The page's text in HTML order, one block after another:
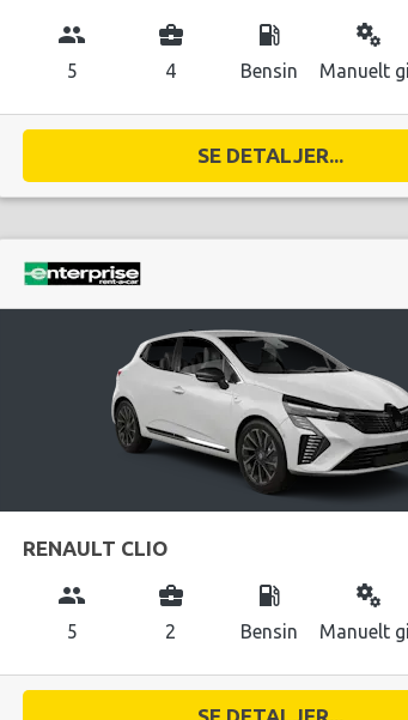
group
5
business_center
4
local_gas_station
Bensin
miscellaneous_services
Manuelt
SE DETALJER...
RENAULT CLIO
group
5
business_center
2
local_gas_station
Bensin
miscellaneous_services
Manuelt